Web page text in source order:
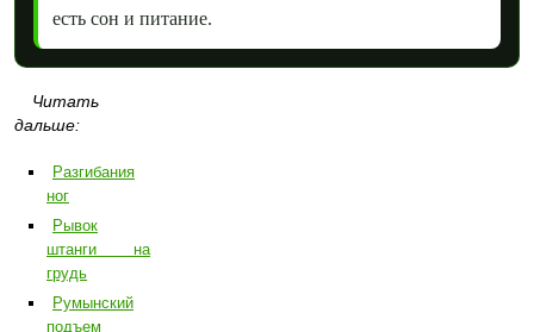
есть сон и питание.
Читать
дальше:
Разгибания
ног
Рывок
штанги на
грудь
Румынский
подъем